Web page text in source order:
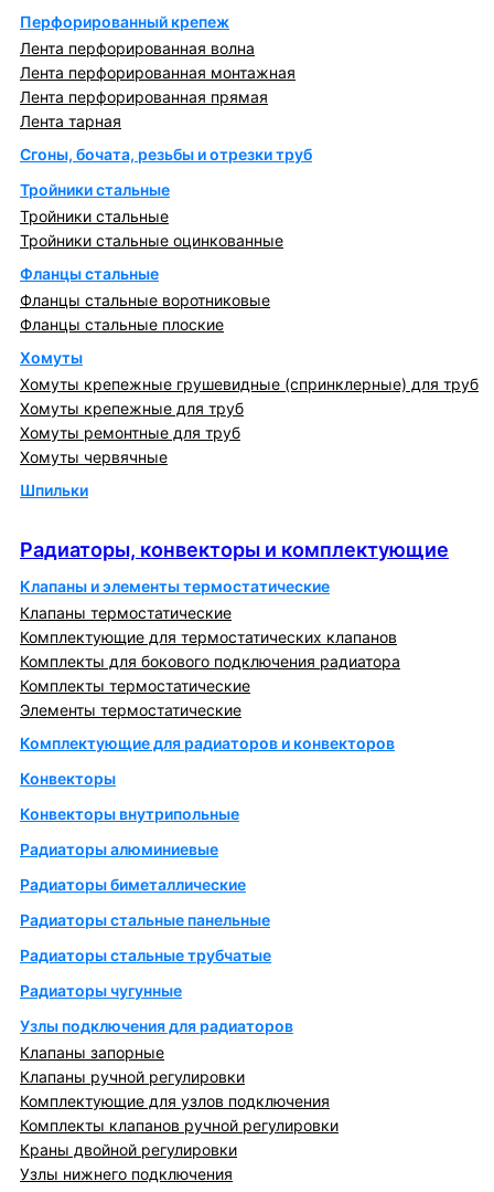
Перфорированный крепеж
Лента перфорированная волна
Лента перфорированная монтажная
Лента перфорированная прямая
Лента тарная
Сгоны, бочата, резьбы и отрезки труб
Тройники стальные
Тройники стальные
Тройники стальные оцинкованные
Фланцы стальные
Фланцы стальные воротниковые
Фланцы стальные плоские
Хомуты
Хомуты крепежные грушевидные (спринклерные) для труб
Хомуты крепежные для труб
Хомуты ремонтные для труб
Хомуты червячные
Шпильки
Радиаторы, конвекторы и комплектующие
Клапаны и элементы термостатические
Клапаны термостатические
Комплектующие для термостатических клапанов
Комплекты для бокового подключения радиатора
Комплекты термостатические
Элементы термостатические
Комплектующие для радиаторов и конвекторов
Конвекторы
Конвекторы внутрипольные
Радиаторы алюминиевые
Радиаторы биметаллические
Радиаторы стальные панельные
Радиаторы стальные трубчатые
Радиаторы чугунные
Узлы подключения для радиаторов
Клапаны запорные
Клапаны ручной регулировки
Комплектующие для узлов подключения
Комплекты клапанов ручной регулировки
Краны двойной регулировки
Узлы нижнего подключения